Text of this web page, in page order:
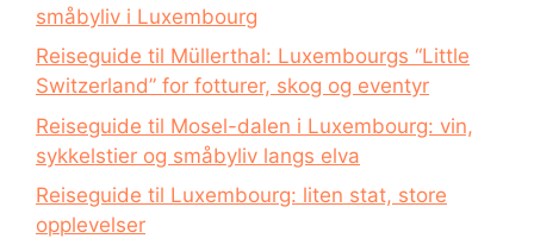
småbyliv i Luxembourg
Reiseguide til Müllerthal: Luxembourgs “Little
Switzerland” for fotturer, skog og eventyr
Reiseguide til Mosel-dalen i Luxembourg: vin,
sykkelstier og småbyliv langs elva
Reiseguide til Luxembourg: liten stat, store
opplevelser